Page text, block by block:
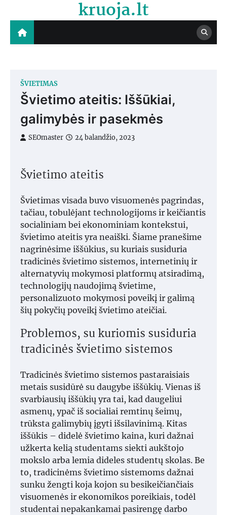
content
kruoja.lt
ŠVIETIMAS
Švietimo ateitis: Iššūkiai,
galimybės ir pasekmės
SEOmaster 24 balandžio, 2023
Švietimo ateitis
Švietimas visada buvo visuomenės pagrindas,
tačiau, tobulėjant technologijoms ir keičiantis
socialiniam bei ekonominiam kontekstui,
švietimo ateitis yra neaiški. Šiame pranešime
nagrinėsime iššūkius, su kuriais susiduria
tradicinės švietimo sistemos, internetinių ir
alternatyvių mokymosi platformų atsiradimą,
technologijų naudojimą švietime,
personalizuoto mokymosi poveikį ir galimą
šių pokyčių poveikį švietimo ateičiai.
Problemos, su kuriomis susiduria
tradicinės švietimo sistemos
Tradicinės švietimo sistemos pastaraisiais
metais susidūrė su daugybe iššūkių. Vienas iš
svarbiausių iššūkių yra tai, kad daugeliui
asmenų, ypač iš socialiai remtinų šeimų,
trūksta galimybių įgyti išsilavinimą. Kitas
iššūkis – didelė švietimo kaina, kuri dažnai
užkerta kelią studentams siekti aukštojo
mokslo arba lemia dideles studentų skolas. Be
to, tradicinėms švietimo sistemoms dažnai
sunku žengti koja kojon su besikeičiančiais
visuomenės ir ekonomikos poreikiais, todėl
studentai nepakankamai pasirengę darbo